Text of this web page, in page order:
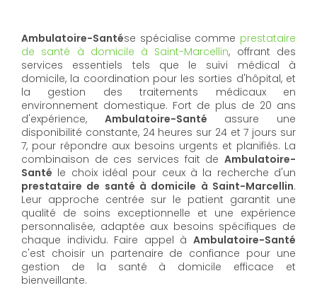
Ambulatoire-Santése spécialise comme prestataire
de santé à domicile à Saint-Marcellin, offrant des
services essentiels tels que le suivi médical à
domicile, la coordination pour les sorties d'hôpital, et
la gestion des traitements médicaux en
environnement domestique. Fort de plus de 20 ans
d'expérience, Ambulatoire-Santé assure une
disponibilité constante, 24 heures sur 24 et 7 jours sur
7, pour répondre aux besoins urgents et planifiés. La
combinaison de ces services fait de Ambulatoire-
Santé le choix idéal pour ceux à la recherche d'un
prestataire de santé à domicile à Saint-Marcellin.
Leur approche centrée sur le patient garantit une
qualité de soins exceptionnelle et une expérience
personnalisée, adaptée aux besoins spécifiques de
chaque individu. Faire appel à Ambulatoire-Santé
c'est choisir un partenaire de confiance pour une
gestion de la santé à domicile efficace et
bienveillante.